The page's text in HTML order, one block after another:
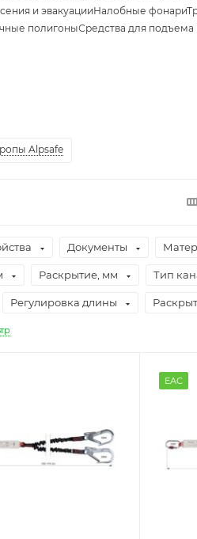
и эвакуацииНалобные фонари
полигоныСредства для подъема
Alpsafe
Документы
Раскрытие, мм Тип
Регулировка длины
EAC